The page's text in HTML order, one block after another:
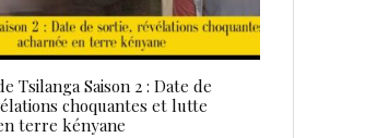
Tsilanga Saison 2 : Date de
choquantes et lutte
terre kényane